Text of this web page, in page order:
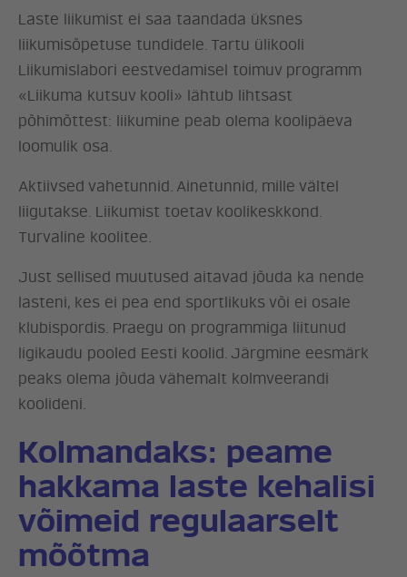
ERAKOND
UUDISED
Laste liikumist ei saa taandada üksnes
liikumisõpetuse tundidele. Tartu ülikooli
Liikumislabori eestvedamisel toimuv programm
«Liikuma kutsuv kooli» lähtub lihtsast
põhimõttest: liikumine peab olema koolipäeva
loomulik osa.
Aktiivsed vahetunnid. Ainetunnid, mille vältel
liigutakse. Liikumist toetav koolikeskkond.
Turvaline koolitee.
Just sellised muutused aitavad jõuda ka nende
lasteni, kes ei pea end sportlikuks või ei osale
klubispordis. Praegu on programmiga liitunud
ligikaudu pooled Eesti koolid. Järgmine eesmärk
peaks olema jõuda vähemalt kolmveerandi
koolideni.
Kolmandaks: peame
hakkama laste kehalisi
võimeid regulaarselt
mõõtma